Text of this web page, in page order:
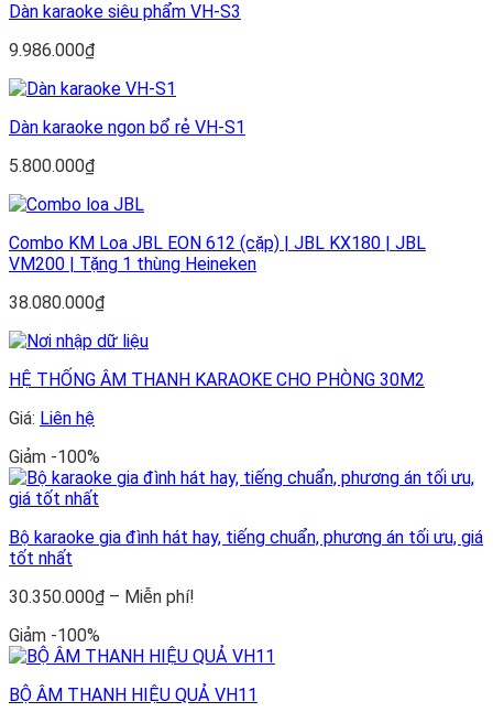
Dàn karaoke siêu phẩm VH-S3
9.986.000₫
Dàn karaoke ngon bổ rẻ VH-S1
5.800.000₫
Combo KM Loa JBL EON 612 (cặp) | JBL KX180 | JBL
VM200 | Tặng 1 thùng Heineken
38.080.000₫
HỆ THỐNG ÂM THANH KARAOKE CHO PHÒNG 30M2
Giá: Liên hệ
Giảm -100%
Bộ karaoke gia đình hát hay, tiếng chuẩn, phương án tối ưu, giá
tốt nhất
30.350.000₫ – Miễn phí!
30.350.000₫
đến
Miễn
Giảm -100%
BỘ ÂM THANH HIỆU QUẢ VH11